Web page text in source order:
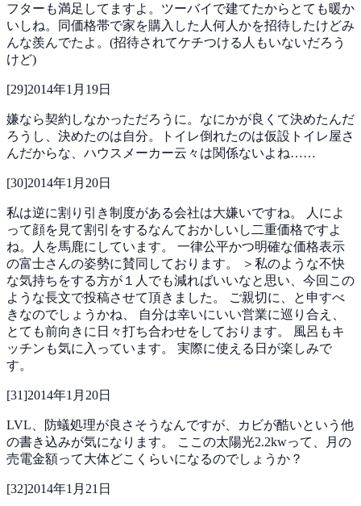
フターも満足してますよ。ツーバイで建てたからとても暖か
いしね。同価格帯で家を購入した人何人かを招待したけどみ
んな羨んでたよ。(招待されてケチつける人もいないだろう
けど)
[29]2014年1月19日
嫌なら契約しなかっただろうに。なにかが良くて決めたんだ
ろうし、決めたのは自分。トイレ倒れたのは仮設トイレ屋さ
んだからな、ハウスメーカー云々は関係ないよね……
[30]2014年1月20日
私は逆に割り引き制度がある会社は大嫌いですね。
人によ
って顔を見て割引をするなんておかしいし二重価格ですよ
ね。人を馬鹿にしています。 一律公平かつ明確な価格表示
の富士さんの姿勢に賛同しております。
＞私のような不快
な気持ちをする方が１人でも減ればいいなと思い、今回この
ような長文で投稿させて頂きました。
ご親切に、と申すべ
きなのでしょうかね、
自分は幸いにいい営業に巡り合え、
とても前向きに日々打ち合わせをしております。
風呂もキ
ッチンも気に入っています。 実際に使える日が楽しみで
す。
[31]2014年1月20日
LVL、防蟻処理が良さそうなんですが、カビが酷いという他
の書き込みが気になります。
ここの太陽光2.2kwって、月の
売電金額って大体どこくらいになるのでしょうか？
[32]2014年1月21日